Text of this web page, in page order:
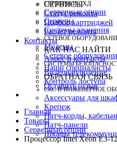
СЕРВЕРЫ И СХД
Серверные опции
Серверы
Системы хранения
СЕТЕВОЕ
Модемы
Сетевое
СИСТЕМЫ
Видеонаблюдение
Контроль доступа
СКС И ИНЖЕНЕРНОЕ
Аксессуары для
Крепеж
Патч-корды,
Патч-панели
Шкафы
СЕРВИСЫ
Статус ремонта
Подбор картриджей
Расчет ремонта
Контакты
КАК НАС НАЙТИ
Адрес и контакты
Наши специалисты
ОБРАТНАЯ СВЯЗЬ
Оставить отзыв
Главная
Товары
Серверные опции
Процессор Intel Xeon E3-